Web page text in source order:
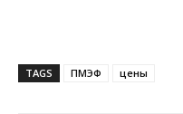
TAGS ПМЭФ цены